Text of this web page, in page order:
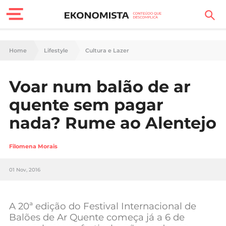
Finanças Pessoais
Carreira
Casa
Lifestyle
Sociedade
Negócios
Home Lifestyle Cultura e Lazer
Voar num balão de ar
quente sem pagar
nada? Rume ao Alentejo
Filomena Morais
01 Nov, 2016
A 20ª edição do Festival Internacional de
Balões de Ar Quente começa já a 6 de